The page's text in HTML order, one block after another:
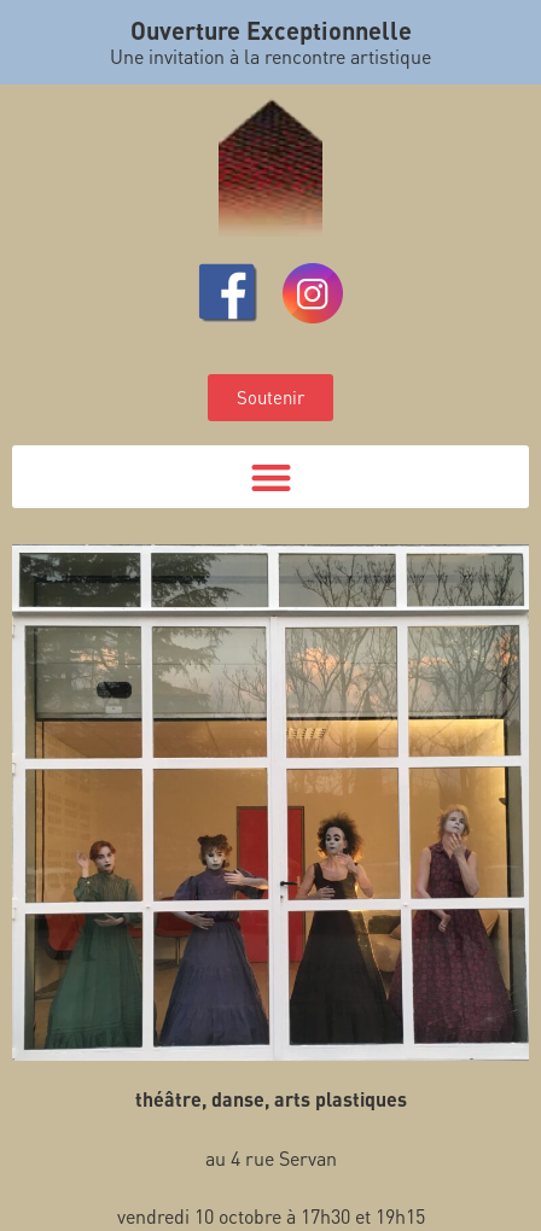
Ouverture Exceptionnelle
Une invitation à la rencontre artistique
Soutenir
théâtre, danse, arts plastiques
au 4 rue Servan
vendredi 10 octobre à 17h30 et 19h15